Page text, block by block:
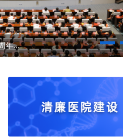
年...